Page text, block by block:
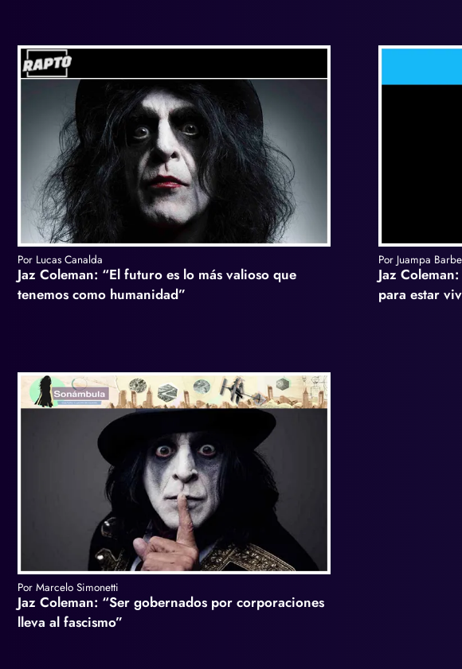
Por Lucas Canalda
Jaz Coleman: “El futuro es lo más valioso que
tenemos como humanidad”
Por Juampa
Jaz
para estar
Por Marcelo Simonetti
Jaz Coleman: “Ser gobernados por corporaciones
lleva al fascismo”